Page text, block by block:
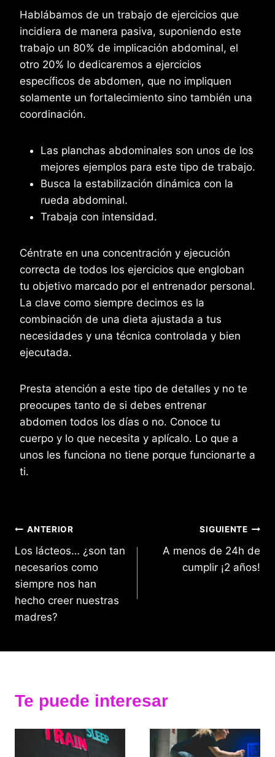
Hablábamos de un trabajo de ejercicios que
incidiera de manera pasiva, suponiendo este
trabajo un 80% de implicación abdominal, el
otro 20% lo dedicaremos a ejercicios
específicos de abdomen, que no impliquen
solamente un fortalecimiento sino también una
coordinación.
Las planchas abdominales son unos de los
mejores ejemplos para este tipo de trabajo.
Busca la estabilización dinámica con la
rueda abdominal.
Trabaja con intensidad.
Céntrate en una concentración y ejecución
correcta de todos los ejercicios que engloban
tu objetivo marcado por el entrenador personal.
La clave como siempre decimos es la
combinación de una dieta ajustada a tus
necesidades y una técnica controlada y bien
ejecutada.
Presta atención a este tipo de detalles y no te
preocupes tanto de si debes entrenar
abdomen todos los días o no. Conoce tu
cuerpo y lo que necesita y aplícalo. Lo que a
unos les funciona no tiene porque funcionarte a
ti.
Navegación
de
entradas
ANTERIOR
Los lácteos… ¿son tan
necesarios como
siempre nos han
hecho creer nuestras
madres?
SIGUIENTE
A menos de 24h de
cumplir ¡2 años!
Te puede interesar